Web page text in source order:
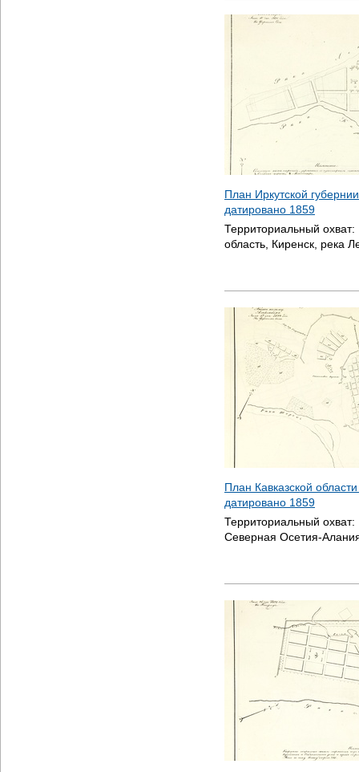
План Иркутской
датировано 1859
Территориальный охват:
область, Киренск, река
План Кавказской
датировано 1859
Территориальный охват:
Северная Осетия-